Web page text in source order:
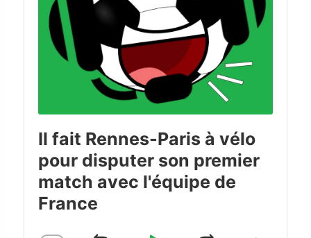
Il fait Rennes-Paris à vélo
pour disputer son premier
match avec l'équipe de
France